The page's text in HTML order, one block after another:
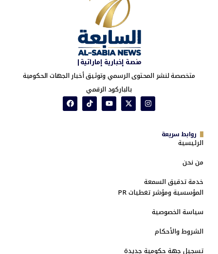
منصة إخبارية إماراتية|
متخصصة لنشر المحتوى الرسمي وتوثيق أخبار الجهات الحكومية
بالباركود الرقمي
روابط سريعة
الرئيسية
من نحن
خدمة تدقيق السمعة
المؤسسية ومؤشر تغطيات PR
سياسة الخصوصية
الشروط والأحكام
تسجيل جهة حكومية جديدة